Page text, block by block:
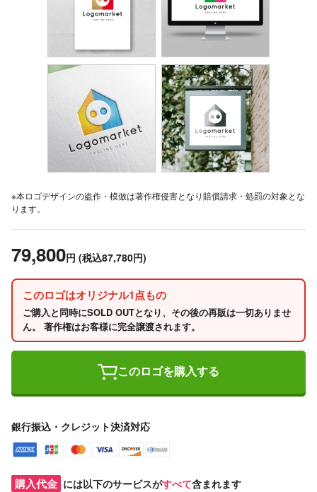
※本ロゴデザインの盗作・模倣は著作権侵害となり賠償請求・処罰の対象とな
ります。
79,800円 (税込87,780円)
このロゴはオリジナル1点もの
ご購入と同時にSOLD OUTとなり、その後の再販は一切ありませ
ん。 著作権はお客様に完全譲渡されます。
このロゴを購入する
銀行振込・クレジット決済対応
購入代金 には以下のサービスがすべて含まれます